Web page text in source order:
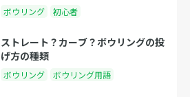
ボウリング 初心者
ストレート？カーブ？ボウリングの投
げ方の種類
ボウリング ボウリング用語